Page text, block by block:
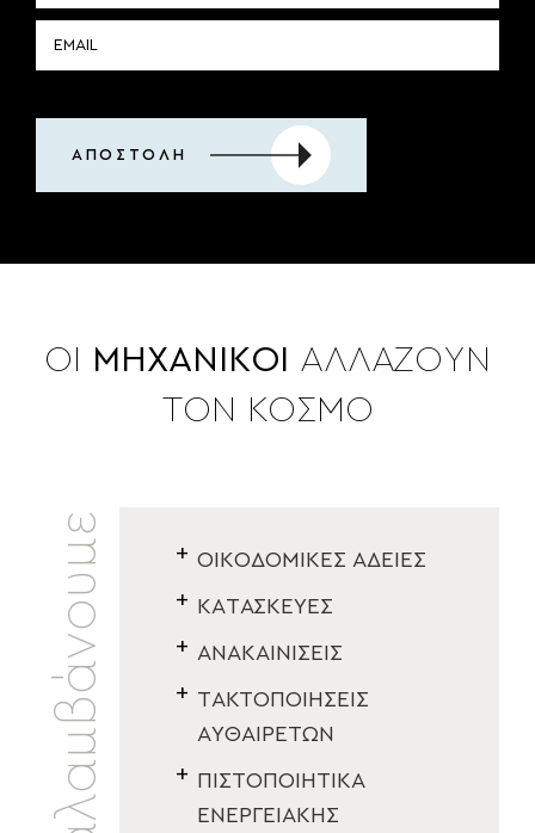
ΑΠΟΣΤΟΛΗ
ΟΙ ΜΗΧΑΝΙΚΟΙ ΑΛΛΑΖΟΥΝ
ΤΟΝ ΚΟΣΜΟ
Αναλαμβάνουμε
ΟΙΚΟΔΟΜΙΚΕΣ ΑΔΕΙΕΣ
ΚΑΤΑΣΚΕΥΕΣ
ΑΝΑΚΑΙΝΙΣΕΙΣ
ΤΑΚΤΟΠΟΙΗΣΕΙΣ
ΑΥΘΑΙΡΕΤΩΝ
ΠΙΣΤΟΠΟΙΗΤΙΚΑ
ΕΝΕΡΓΕΙΑΚΗΣ